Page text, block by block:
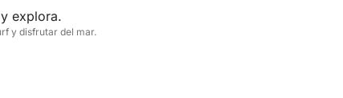
explora.
y disfrutar del mar.